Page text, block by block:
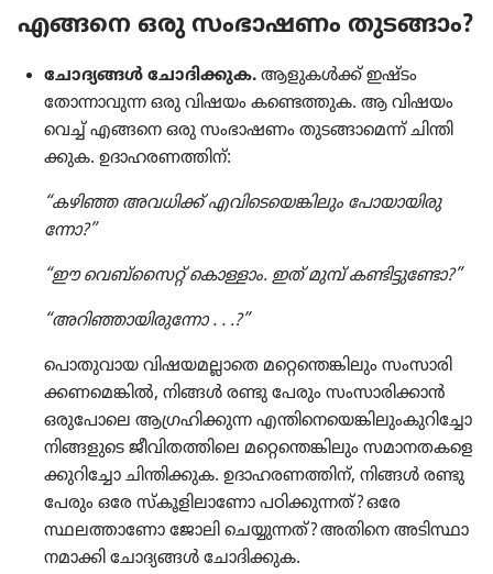
എങ്ങനെ ഒരു സംഭാ​ഷണം തുടങ്ങാം?
ചോദ്യ​ങ്ങൾ ചോദി​ക്കുക. ആളുകൾക്ക്‌ ഇഷ്ടം
തോന്നാ​വുന്ന ഒരു വിഷയം കണ്ടെത്തുക. ആ വിഷയം​
വെച്ച്‌ എങ്ങനെ ഒരു സംഭാ​ഷണം തുടങ്ങാ​മെന്ന്‌ ചിന്തി​
ക്കുക. ഉദാഹ​ര​ണ​ത്തിന്‌:
“കഴിഞ്ഞ അവധിക്ക്‌ എവി​ടെ​യെ​ങ്കി​ലും പോയാ​യി​രു​
ന്നോ?”
“ഈ വെബ്‌​സൈറ്റ്‌ കൊള്ളാം. ഇത്‌ മുമ്പ്‌ കണ്ടിട്ടു​ണ്ടോ?”
“അറിഞ്ഞാ​യി​രു​ന്നോ . . .?”
പൊതു​വാ​യ വിഷയ​മ​ല്ലാ​തെ മറ്റെ​ന്തെ​ങ്കി​ലും സംസാ​രി​
ക്ക​ണ​മെ​ങ്കിൽ, നിങ്ങൾ രണ്ടു പേരും സംസാ​രി​ക്കാൻ
ഒരു​പോ​ലെ ആഗ്രഹി​ക്കുന്ന എന്തി​നെ​യെ​ങ്കി​ലും​കു​റി​ച്ചോ
നിങ്ങളു​ടെ ജീവി​ത​ത്തി​ലെ മറ്റെ​ന്തെ​ങ്കി​ലും സമാന​ത​ക​ളെ​
ക്കു​റി​ച്ചോ ചിന്തി​ക്കുക. ഉദാഹ​ര​ണ​ത്തിന്‌, നിങ്ങൾ രണ്ടു​
പേ​രും ഒരേ സ്‌കൂ​ളി​ലാ​ണോ പഠിക്കു​ന്നത്‌? ഒരേ
സ്ഥലത്താ​ണോ ജോലി ചെയ്യു​ന്നത്‌? അതിനെ അടിസ്ഥാ​
ന​മാ​ക്കി ചോദ്യ​ങ്ങൾ ചോദി​ക്കുക.